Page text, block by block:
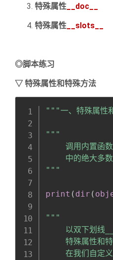
特殊属性 __doc__
特殊属性 __slots__
◎脚本练习
▽特殊属性和特殊方法
"""一、特殊属性
"""
调用内置函
中的绝大多
"""
print ( dir (
"""
以双下划线
特殊属性和特
在我们自定